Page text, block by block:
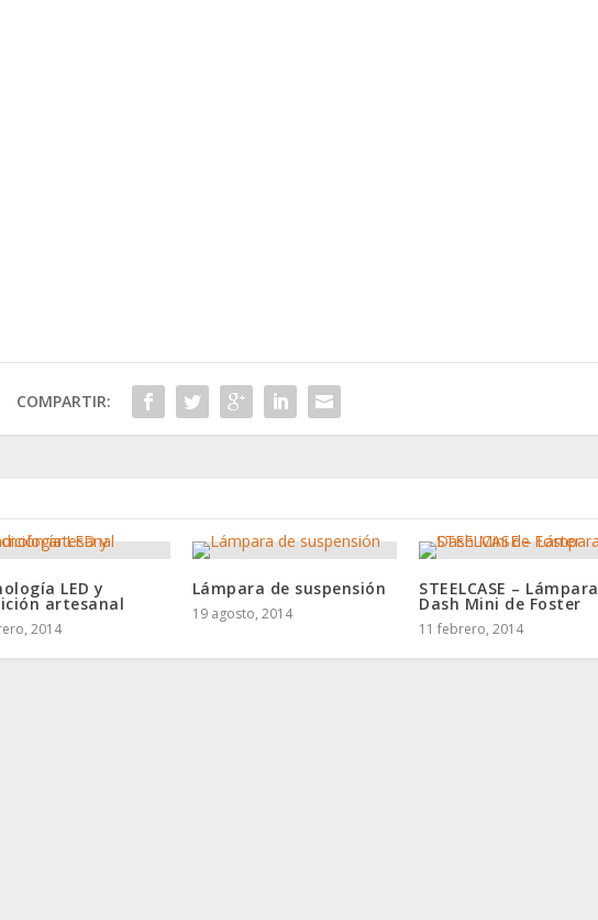
COMPARTIR:
LED y
artesanal
2014
Lámpara de suspensión
19 agosto, 2014
STEELCASE – Lámpara
Dash Mini de Foster
11 febrero, 2014